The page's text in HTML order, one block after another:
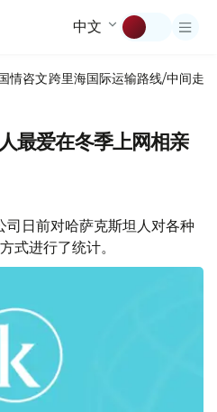
中文
情咨文跨里海国际运输路线/中间走廊
最爱在冬季上网相亲
日前对哈萨克斯坦人对各种
式进行了统计。